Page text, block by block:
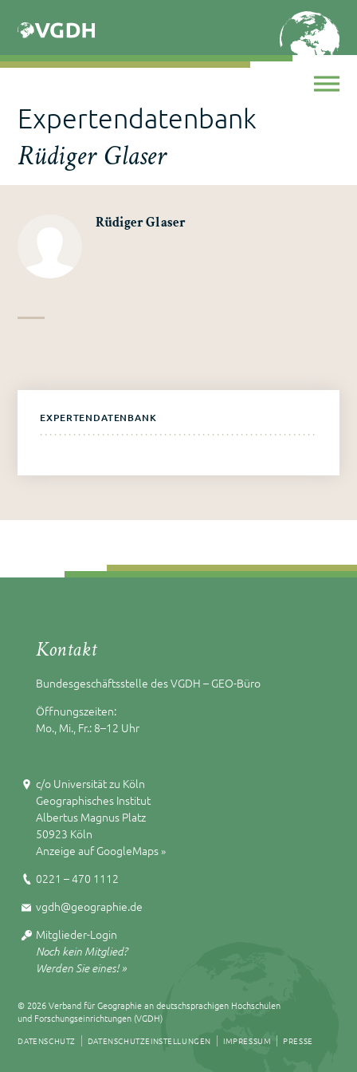
content
Expertendatenbank
Rüdiger Glaser
Rüdiger Glaser
EXPERTENDATENBANK
Kontakt
Bundesgeschäftsstelle des VGDH – GEO-Büro
Öffnungszeiten:
Mo., Mi., Fr.: 8–12 Uhr
c/o Universität zu Köln
Geographisches Institut
Albertus Magnus Platz
50923 Köln
Anzeige auf GoogleMaps »
0221 – 470 1112
vgdh@geographie.de
Mitglieder-Login
Noch kein Mitglied?
Werden Sie eines! »
© 2026 Verband für Geographie an deutschsprachigen Hochschulen
und Forschungseinrichtungen (VGDH)
DATENSCHUTZ DATENSCHUTZEINSTELLUNGEN IMPRESSUM PRESSE